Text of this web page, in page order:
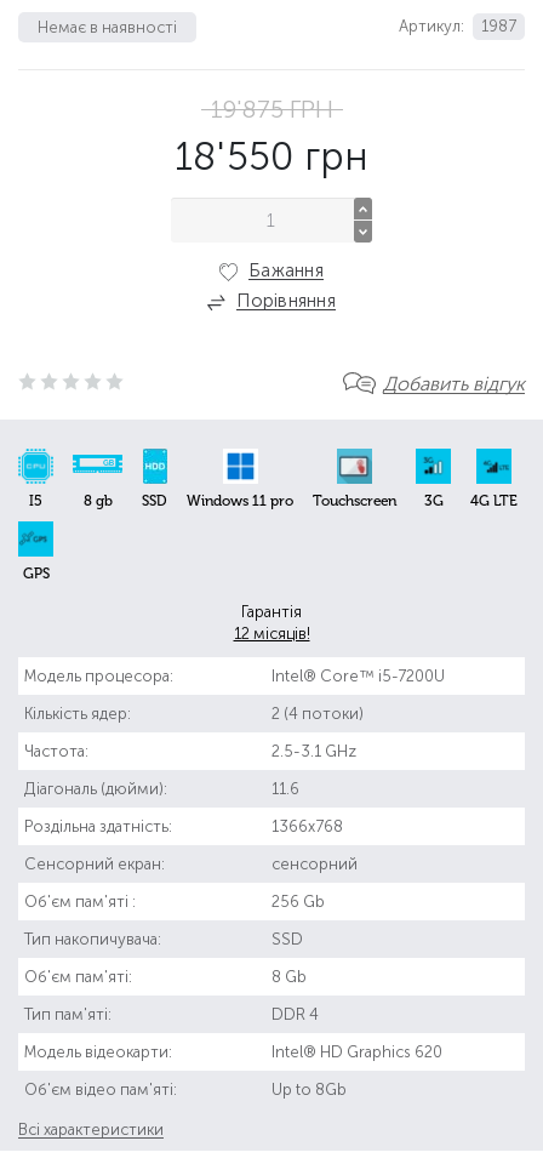
Добавить відгук
I5 8 gb SSD Windows 11 pro Touchscreen 3G 4G LTE
GPS
Гарантія
12 місяців!
Модель процесора: Intel® Core™ i5-7200U
Кількість ядер: 2 (4 потоки)
Частота: 2.5-3.1 GHz
Діагональ (дюйми): 11.6
Роздільна здатність: 1366x768
Сенсорний екран: сенсорний
Об'єм пам'яті : 256 Gb
Тип накопичувача: SSD
Об'єм пам'яті: 8 Gb
Тип пам'яті: DDR 4
Модель відеокарти: Intel® HD Graphics 620
Об'єм відео пам'яті: Up to 8Gb
Всі характеристики
Артикул: 1987
Немає в наявності
19'875 ГРН
18'550 грн
Бажання
Порівняння